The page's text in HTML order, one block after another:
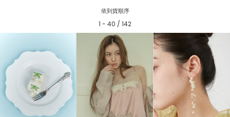
依到貨順序
1 - 40 / 142